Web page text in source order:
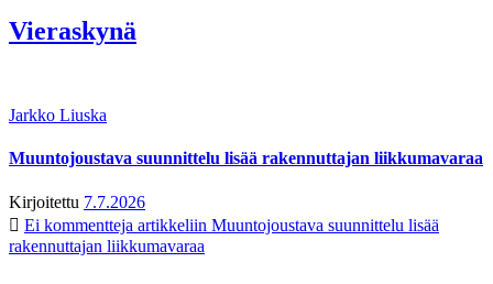
Vieraskynä
Jarkko Liuska
Muuntojoustava suunnittelu lisää rakennuttajan liikkumavaraa
Kirjoitettu 7.7.2026
Ei kommentteja artikkeliin Muuntojoustava suunnittelu lisää
rakennuttajan liikkumavaraa